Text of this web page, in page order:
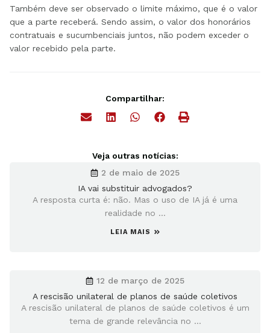
Também deve ser observado o limite máximo, que é o valor
que a parte receberá. Sendo assim, o valor dos honorários
contratuais e sucumbenciais juntos, não podem exceder o
valor recebido pela parte.
Compartilhar:
Veja outras notícias:
2 de maio de 2025
IA vai substituir advogados?
A resposta curta é: não. Mas o uso de IA já é uma
realidade no ...
LEIA MAIS
12 de março de 2025
A rescisão unilateral de planos de saúde coletivos
A rescisão unilateral de planos de saúde coletivos é um
tema de grande relevância no ...